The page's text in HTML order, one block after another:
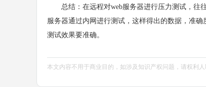
总结：在远程对web服务器进行压力测试，往
服务器通过内网进行测试，这样得出的数据，准
测试效果要准确。
本文内容不用于商业目的，如涉及知识产权问题，请权利人